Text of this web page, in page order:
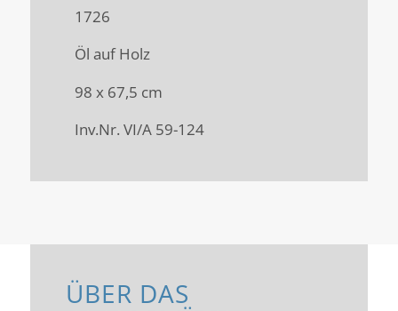
1726
Öl auf Holz
98 x 67,5 cm
Inv.Nr. VI/A 59-124
ÜBER DAS